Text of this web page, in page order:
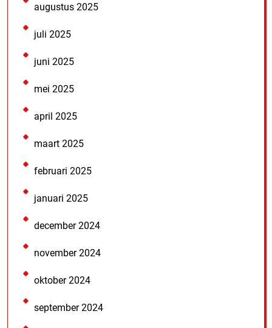
augustus 2025
juli 2025
juni 2025
mei 2025
april 2025
maart 2025
februari 2025
januari 2025
december 2024
november 2024
oktober 2024
september 2024